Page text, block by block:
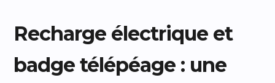
Recharge électrique et
badge télépéage : une